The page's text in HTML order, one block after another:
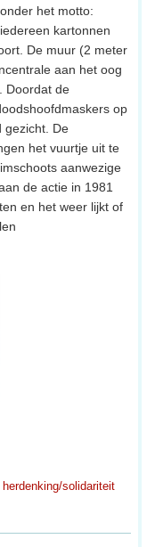
het motto:
kartonnen
De muur (2 meter
aan het oog
Doordat de
op
gezicht. De
het vuurtje uit te
aanwezige
de actie in 1981
en het weer lijkt of
herdenking/solidariteit